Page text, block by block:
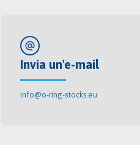
alternate_email
Invia un'e-mail
info@o-ring-stocks.eu